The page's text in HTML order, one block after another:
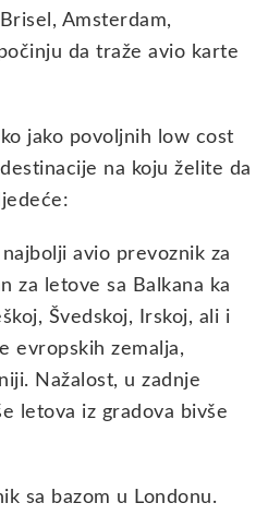
Amsterdam,
da traže avio karte
jako povoljnih low cost
na koju želite da
avio prevoznik za
za letove sa Balkana ka
Švedskoj, Irskoj, ali i
evropskih zemalja,
Nažalost, u zadnje
letova iz gradova bivše
sa bazom u Londonu.